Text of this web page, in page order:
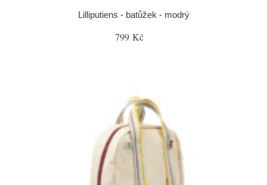
Lilliputiens - batůžek - modrý
799 Kč